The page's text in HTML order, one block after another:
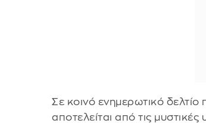
Σε κοινό ενημερωτικό
αποτελείται από τις